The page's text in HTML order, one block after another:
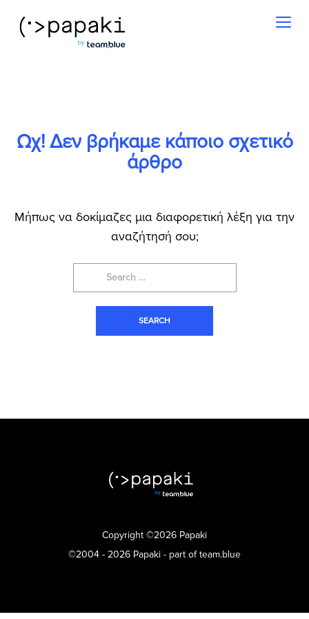
Ωχ! Δεν βρήκαμε κάποιο σχετικό
άρθρο
Μήπως να δοκίμαζες μια διαφορετική λέξη για την
αναζήτησή σου;
Copyright ©2026 Papaki
©2004 - 2026 Papaki - part of team.blue